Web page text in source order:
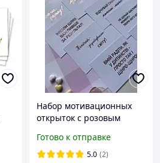
Набор мотивационных
открыток с розовым
Готово к отправке
5.0 (2)